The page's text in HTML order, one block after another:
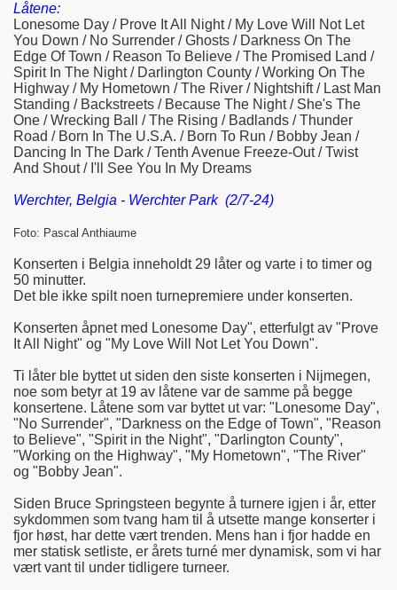
Låtene:
Lonesome Day / Prove It All Night / My Love Will Not Let
You Down / No Surrender / Ghosts / Darkness On The
Edge Of Town / Reason To Believe / The Promised Land /
Spirit In The Night / Darlington County / Working On The
Highway / My Hometown / The River / Nightshift / Last Man
Standing / Backstreets / Because The Night / She's The
One / Wrecking Ball / The Rising / Badlands / Thunder
Road / Born In The U.S.A. / Born To Run / Bobby Jean /
Dancing In The Dark / Tenth Avenue Freeze-Out / Twist
And Shout / I'll See You In My Dreams
Werchter, Belgia - Werchter Park (2/7-24)
Foto: Pascal Anthiaume
Konserten i Belgia inneholdt 29 låter og varte i to timer og
50 minutter.
Det ble ikke spilt noen turnepremiere under konserten.
Konserten åpnet med Lonesome Day", etterfulgt av "Prove
It All Night" og "My Love Will Not Let You Down".
Ti låter ble byttet ut siden den siste konserten i Nijmegen,
noe som betyr at 19 av låtene var de samme på begge
konsertene. Låtene som var byttet ut var: "Lonesome Day",
"No Surrender", "Darkness on the Edge of Town", "Reason
to Believe", "Spirit in the Night", "Darlington County",
"Working on the Highway", "My Hometown", "The River"
og "Bobby Jean".
Siden Bruce Springsteen begynte å turnere igjen i år, etter
sykdommen som tvang ham til å utsette mange konserter i
fjor høst, har dette vært trenden. Mens han i fjor hadde en
mer statisk setliste, er årets turné mer dynamisk, som vi har
vært vant til under tidligere turneer.